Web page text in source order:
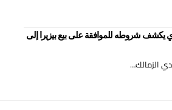
يكشف شروطه للموافقة على بيع بيزيرا إلى
الزمالك…